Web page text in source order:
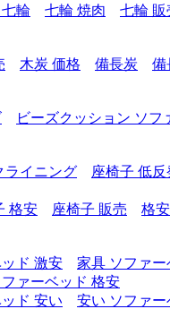
輪 七輪 焼肉 七輪 販
木炭 価格 備長炭 備
ビーズクッション ソフ
ライニング
座椅子 低反
格安 座椅子 販売 格
ド 激安
家具 ソファー
ファーベッド 格安
ド 安い 安い ソファー